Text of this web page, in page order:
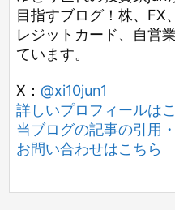
目指すブログ！株、FX
レジットカード、自営
ています。
X： @xi10jun1
詳しいプロフィールは
当ブログの記事の引用
お問い合わせはこちら